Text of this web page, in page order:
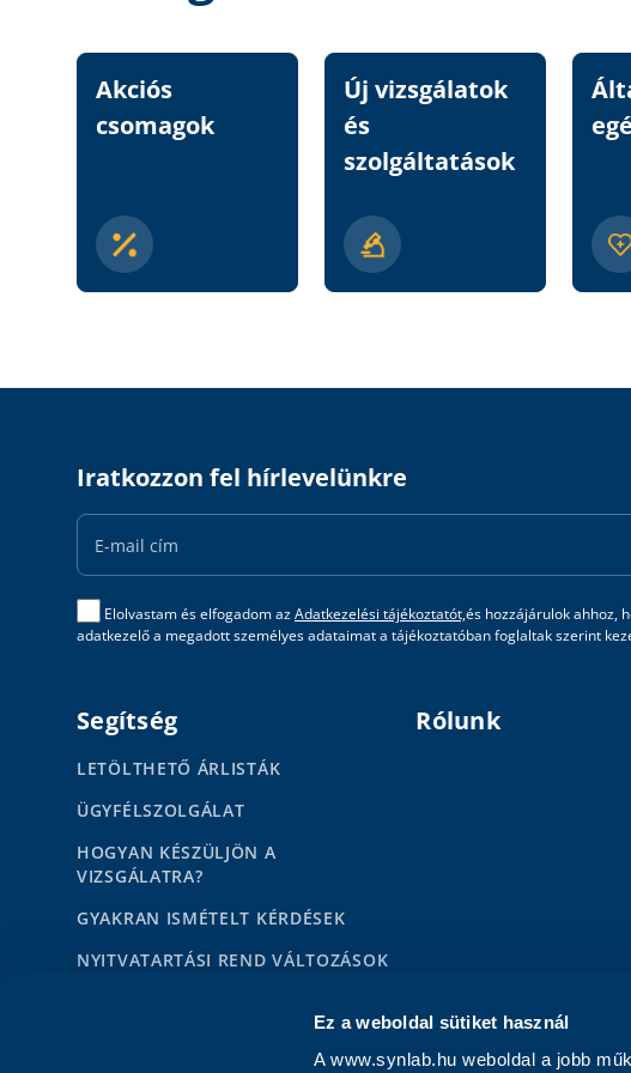
Ez a weboldal sütiket használ
A www.synlab.hu weboldal a jobb
Akciós
csomagok
Új vizsgálatok
és
szolgáltatások
Iratkozzon fel hírlevelünkre
Email
Address
Elolvastam és elfogadom azAdatkezelési tájékoztatót,és hozzájárulok ahhoz,
adatkezelő a megadott személyes adataimat a tájékoztatóban foglaltak szerint
Segítség
LETÖLTHETŐ ÁRLISTÁK
ÜGYFÉLSZOLGÁLAT
HOGYAN KÉSZÜLJÖN A
VIZSGÁLATRA?
GYAKRAN ISMÉTELT KÉRDÉSEK
NYITVATARTÁSI REND VÁLTOZÁSOK
Rólunk